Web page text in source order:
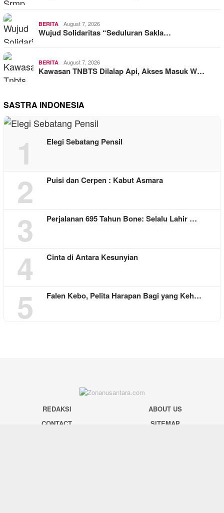
BERITA August 7, 2026
Wujud Solidaritas “Seduluran Sakla…
BERITA August 7, 2026
Kawasan TNBTS Dilalap Api, Akses Masuk W…
SASTRA INDONESIA
1 Elegi Sebatang Pensil
2 Puisi dan Cerpen : Kabut Asmara
3 Perjalanan 695 Tahun Bone: Selalu Lahir …
4 Cinta di Antara Kesunyian
5 Falen Kebo, Pelita Harapan Bagi yang Keh…
REDAKSI
ABOUT US
CONTACT
SITEMAP